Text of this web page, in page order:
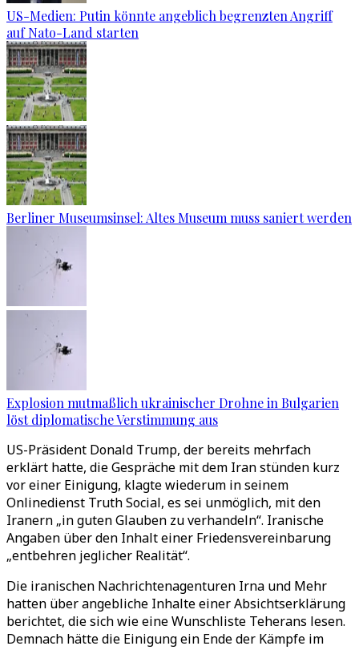
US-Medien: Putin könnte angeblich begrenzten Angriff
auf Nato-Land starten
Berliner Museumsinsel: Altes Museum muss saniert werden
Explosion mutmaßlich ukrainischer Drohne in Bulgarien
löst diplomatische Verstimmung aus
US-Präsident Donald Trump, der bereits mehrfach
erklärt hatte, die Gespräche mit dem Iran stünden kurz
vor einer Einigung, klagte wiederum in seinem
Onlinedienst Truth Social, es sei unmöglich, mit den
Iranern „in guten Glauben zu verhandeln“. Iranische
Angaben über den Inhalt einer Friedensvereinbarung
„entbehren jeglicher Realität“.
Die iranischen Nachrichtenagenturen Irna und Mehr
hatten über angebliche Inhalte einer Absichtserklärung
berichtet, die sich wie eine Wunschliste Teherans lesen.
Demnach hätte die Einigung ein Ende der Kämpfe im